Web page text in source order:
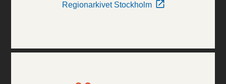
Regionarkivet Stockholm